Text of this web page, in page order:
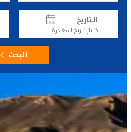
التاريخ
اختيار تاريخ المغادرة
البحث